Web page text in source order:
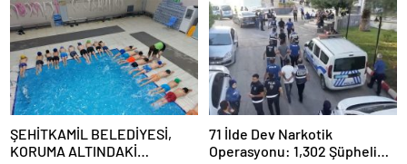
ŞEHİTKAMİL BELEDİYESİ,
KORUMA ALTINDAKİ
71 İlde Dev Narkotik
Operasyonu: 1,302 Şüpheli